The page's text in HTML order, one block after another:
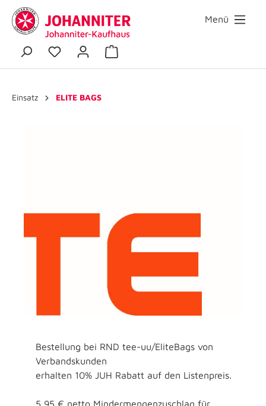
Menü
Einsatz ELITE BAGS
Bestellung bei RND tee-uu/EliteBags von
Verbandskunden
erhalten 10% JUH Rabatt auf den Listenpreis.
5,95 € netto Mindermengenzuschlag für